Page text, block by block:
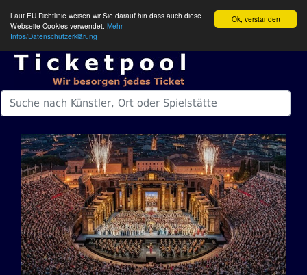
Ok, verstanden
Laut EU Richtlinie weisen wir Sie darauf hin dass auch diese
Webseite Cookies verwendet. Mehr
Infos/Datenschutzerklärung